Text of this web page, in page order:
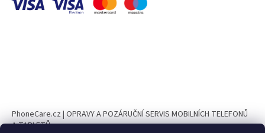
PhoneCare.cz | OPRAVY A POZÁRUČNÍ SERVIS MOBILNÍCH TELEFONŮ
A TABLETŮ